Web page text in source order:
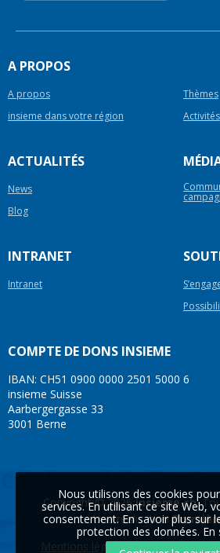
A PROPOS
A propos
Thèmes
insieme dans votre région
Activités
ACTUALITÉS
News
Blog
INTRANET
Intranet
COMPTE DE DONS INSIEME
IBAN: CH51 0900 0000 2501 5000 6
insieme Suisse
Aarbergergasse 33
3001 Berne
Copyright © 2026insieme.ch.
Une réalisation
Mentions légales
Protection
Nous utilisons des cookies
services. En utilisant ce site Web,
consentement. En savoir plus sur
protection des données. En